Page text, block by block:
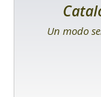
Un modo